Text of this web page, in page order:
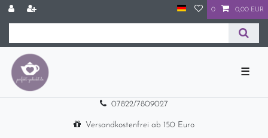
0 0,00 EUR
☰
07822/7809027
Versandkostenfrei ab 150 Euro